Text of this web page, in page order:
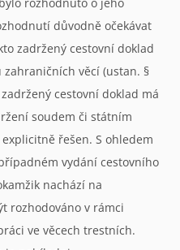
důvodně očekávat
zadržený cestovní doklad
věcí (ustan. §
cestovní doklad má
soudem či státním
řešen. S ohledem
vydání cestovního
nachází na
rozhodováno v rámci
ve věcech trestních.